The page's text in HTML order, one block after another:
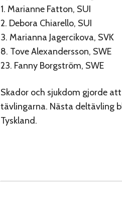
1. Marianne Fatton, SUI
2. Debora Chiarello, SUI
3. Marianna Jagercikova, SVK
8. Tove Alexandersson, SWE
23. Fanny Borgström, SWE
Skador och sjukdom gjorde
tävlingarna. Nästa deltävling
Tyskland.